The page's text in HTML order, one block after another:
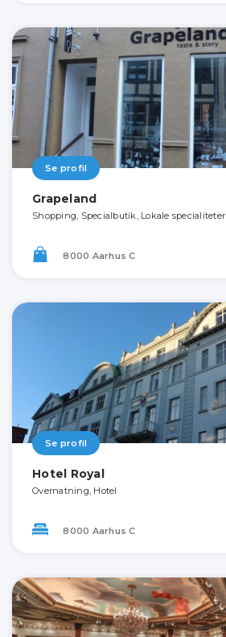
Se profil
Grapeland
Shopping, Specialbutik, Lokale specialiteter
8000 Aarhus C
Se profil
Hotel Royal
Overnatning, Hotel
8000 Aarhus C